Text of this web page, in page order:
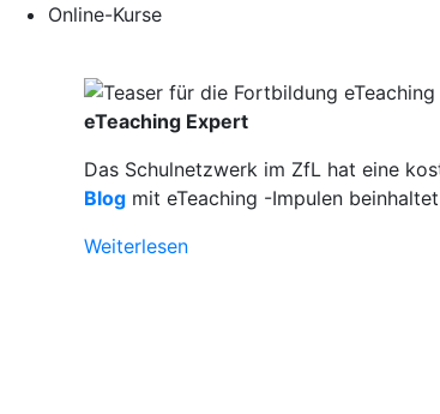
Online-Kurse
eTeaching Expert
Das Schulnetzwerk im ZfL hat eine
Blog mit eTeaching -Impulen
Weiterlesen